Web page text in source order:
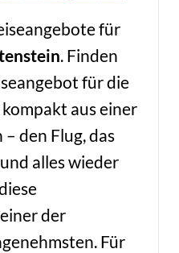
für
. Finden
für die
aus einer
den Flug, das
alles wieder
der
Für